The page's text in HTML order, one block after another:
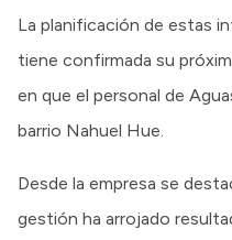
La planificación de estas
tiene confirmada su
en que el personal de
barrio Nahuel Hue.
Desde la empresa se
gestión ha arrojado